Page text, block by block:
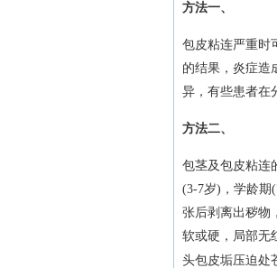
方法一、
包皮粘连严重时
的结果，炎症造
异，有些患者在
方法二、
包茎及包皮粘连
(3-7岁)，学龄期
张后剥离出秽物
软或硬，局部无
头包皮垢压迫处